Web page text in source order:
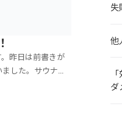
昨日は前書きが
した。サウナド
失
他
ダ